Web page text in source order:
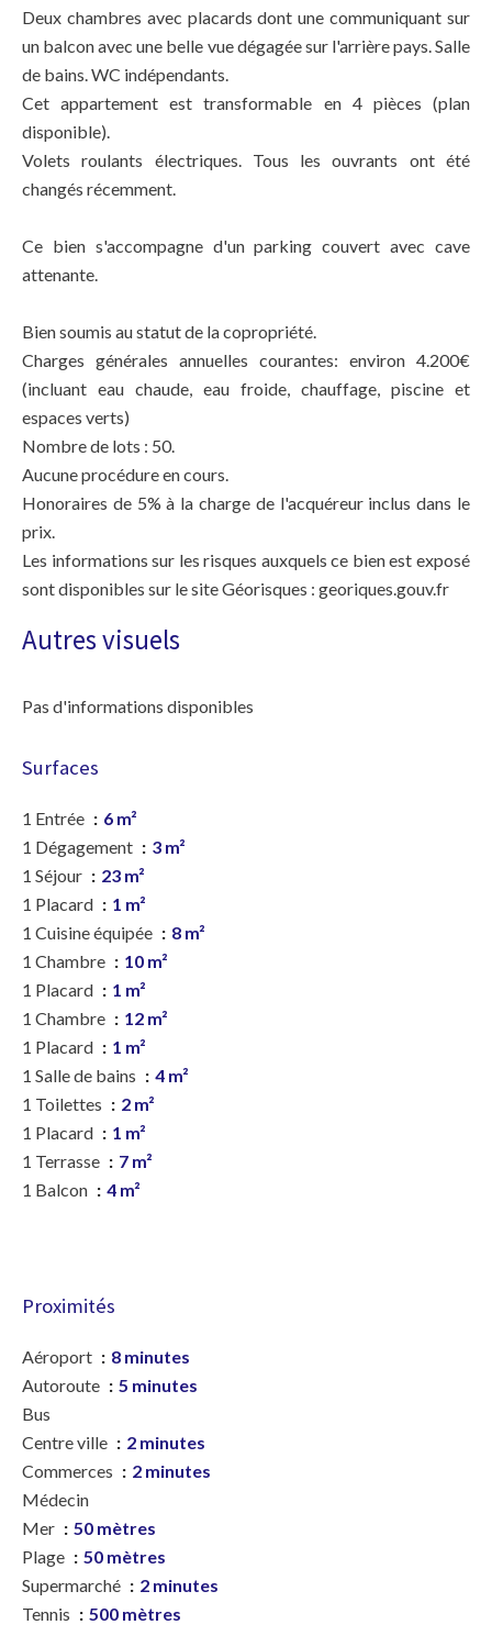
Deux chambres avec placards dont une communiquant sur
un balcon avec une belle vue dégagée sur l'arrière pays. Salle
de bains. WC indépendants.
Cet appartement est transformable en 4 pièces (plan
disponible).
Volets roulants électriques. Tous les ouvrants ont été
changés récemment.
Ce bien s'accompagne d'un parking couvert avec cave
attenante.
Bien soumis au statut de la copropriété.
Charges générales annuelles courantes: environ 4.200€
(incluant eau chaude, eau froide, chauffage, piscine et
espaces verts)
Nombre de lots : 50.
Aucune procédure en cours.
Honoraires de 5% à la charge de l'acquéreur inclus dans le
prix.
Les informations sur les risques auxquels ce bien est exposé
sont disponibles sur le site Géorisques : georiques.gouv.fr
Autres visuels
Pas d'informations disponibles
Surfaces
1 Entrée
6 m²
1 Dégagement
3 m²
1 Séjour
23 m²
1 Placard
1 m²
1 Cuisine équipée
8 m²
1 Chambre
10 m²
1 Placard
1 m²
1 Chambre
12 m²
1 Placard
1 m²
1 Salle de bains
4 m²
1 Toilettes
2 m²
1 Placard
1 m²
1 Terrasse
7 m²
1 Balcon
4 m²
Proximités
Aéroport
8 minutes
Autoroute
5 minutes
Bus
Centre ville
2 minutes
Commerces
2 minutes
Médecin
Mer
50 mètres
Plage
50 mètres
Supermarché
2 minutes
Tennis
500 mètres